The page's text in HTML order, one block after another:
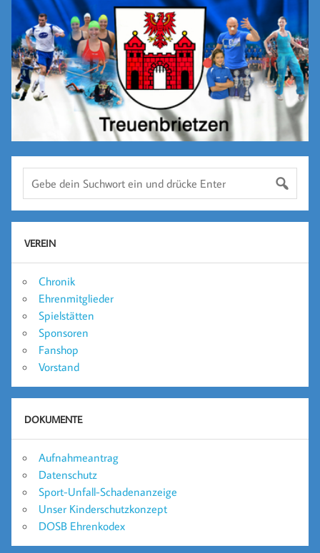
VEREIN
Chronik
Ehrenmitglieder
Spielstätten
Sponsoren
Fanshop
Vorstand
DOKUMENTE
Aufnahmeantrag
Datenschutz
Sport-Unfall-Schadenanzeige
Unser Kinderschutzkonzept
DOSB Ehrenkodex